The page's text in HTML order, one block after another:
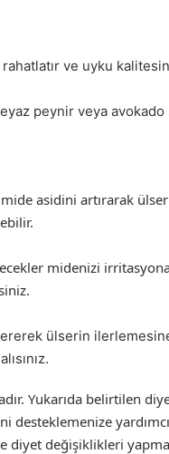
ve uyku
peynir veya
asidini artırarak
midenizi
ülserin
Yukarıda belirtilen
desteklemenize
diyet değişiklikleri